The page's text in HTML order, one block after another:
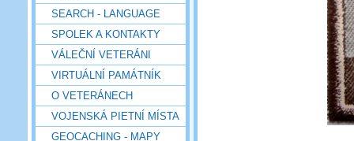
SEARCH - LANGUAGE
SPOLEK A KONTAKTY
VÁLEČNÍ VETERÁNI
VIRTUÁLNÍ PAMÁTNÍK
O VETERÁNECH
VOJENSKÁ PIETNÍ MÍSTA
GEOCACHING - MAPY